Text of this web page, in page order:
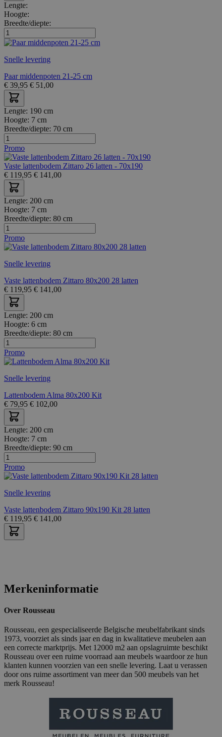
Lengte:
Hoogte:
Breedte/diepte:
Snelle levering
Paar middenpoten 21-25 cm
€ 39,95 € 51,00
Lengte: 190 cm
Hoogte: 7 cm
Breedte/diepte: 70 cm
Promo
Vaste lattenbodem Zittaro 26 latten - 70x190
€ 119,95 € 141,00
Lengte: 200 cm
Hoogte: 7 cm
Breedte/diepte: 80 cm
Promo
Snelle levering
Vaste lattenbodem Zittaro 80x200 28 latten
€ 119,95 € 141,00
Lengte: 200 cm
Hoogte: 6 cm
Breedte/diepte: 80 cm
Promo
Snelle levering
Lattenbodem Alma 80x200 Kit
€ 79,95 € 102,00
Lengte: 200 cm
Hoogte: 7 cm
Breedte/diepte: 90 cm
Promo
Snelle levering
Vaste lattenbodem Zittaro 90x190 Kit 28 latten
€ 119,95 € 141,00
Merkeninformatie
Over Rousseau
Rousseau, een gespecialiseerde Belgische meubelfabrikant sinds
1973, voorziet als sinds jaar en dag in kwalitatieve meubelen aan
een correcte marktprijs. Met 12000 m2 aan opslagruimte beschikt
Rousseau over een ruime voorraad aan meubels waardoor ze hun
klanten kunnen voorzien van een snelle levering. Laat u verassen
door ons ruime assortiment van meer dan 500 meubels van het
merk Rousseau!